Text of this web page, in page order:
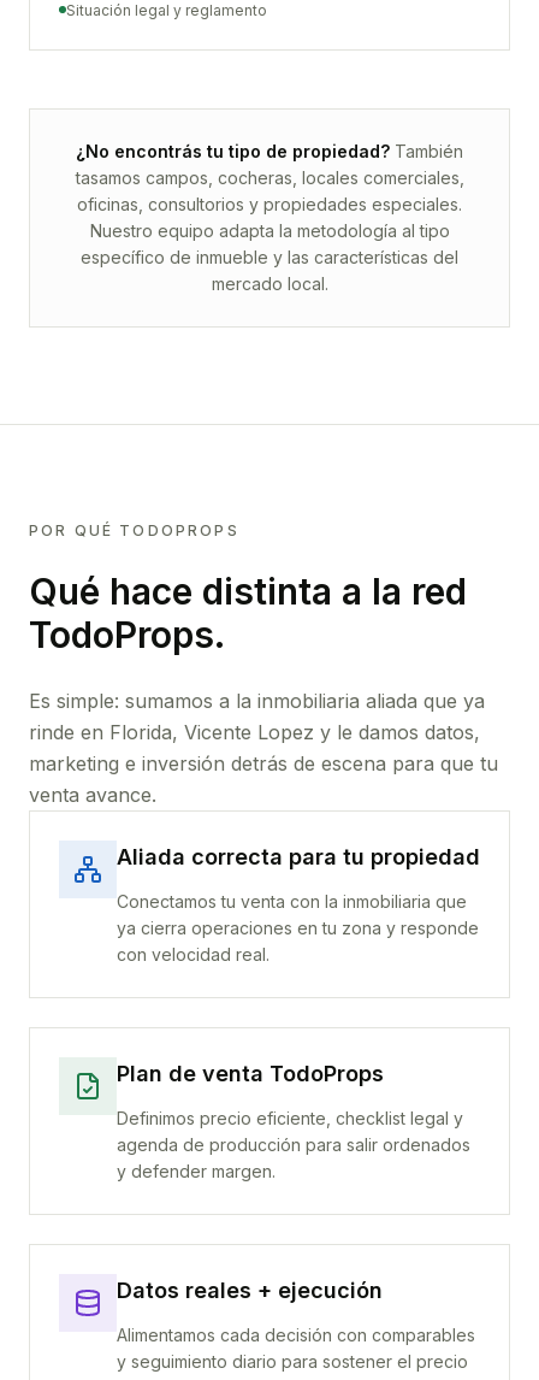
Situación legal y reglamento
¿No encontrás tu tipo de propiedad? También
tasamos campos, cocheras, locales comerciales,
oficinas, consultorios y propiedades especiales.
Nuestro equipo adapta la metodología al tipo
específico de inmueble y las características del
mercado local.
POR QUÉ TODOPROPS
Qué hace distinta a la red
TodoProps.
Es simple: sumamos a la inmobiliaria aliada que ya
rinde en Florida, Vicente Lopez y le damos datos,
marketing e inversión detrás de escena para que tu
venta avance.
Aliada correcta para tu propiedad
Conectamos tu venta con la inmobiliaria que
ya cierra operaciones en tu zona y responde
con velocidad real.
Plan de venta TodoProps
Definimos precio eficiente, checklist legal y
agenda de producción para salir ordenados
y defender margen.
Datos reales + ejecución
Alimentamos cada decisión con comparables
y seguimiento diario para sostener el precio